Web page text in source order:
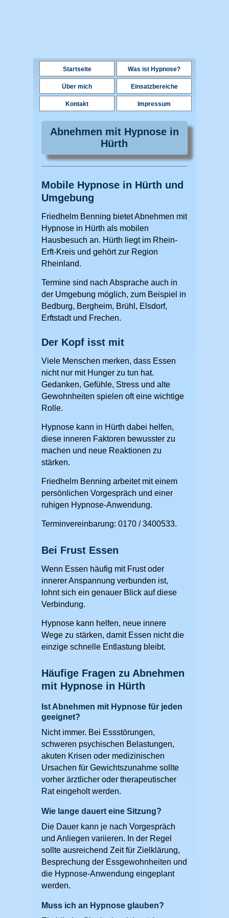
Startseite Was ist Hypnose?
Über mich Einsatzbereiche
Kontakt Impressum
Abnehmen mit Hypnose in
Hürth
Mobile Hypnose in Hürth und
Umgebung
Friedhelm Benning bietet Abnehmen mit
Hypnose in Hürth als mobilen
Hausbesuch an. Hürth liegt im Rhein-
Erft-Kreis und gehört zur Region
Rheinland.
Termine sind nach Absprache auch in
der Umgebung möglich, zum Beispiel in
Bedburg, Bergheim, Brühl, Elsdorf,
Erftstadt und Frechen.
Der Kopf isst mit
Viele Menschen merken, dass Essen
nicht nur mit Hunger zu tun hat.
Gedanken, Gefühle, Stress und alte
Gewohnheiten spielen oft eine wichtige
Rolle.
Hypnose kann in Hürth dabei helfen,
diese inneren Faktoren bewusster zu
machen und neue Reaktionen zu
stärken.
Friedhelm Benning arbeitet mit einem
persönlichen Vorgespräch und einer
ruhigen Hypnose-Anwendung.
Terminvereinbarung: 0170 / 3400533.
Bei Frust Essen
Wenn Essen häufig mit Frust oder
innerer Anspannung verbunden ist,
lohnt sich ein genauer Blick auf diese
Verbindung.
Hypnose kann helfen, neue innere
Wege zu stärken, damit Essen nicht die
einzige schnelle Entlastung bleibt.
Häufige Fragen zu Abnehmen
mit Hypnose in Hürth
Ist Abnehmen mit Hypnose für jeden
geeignet?
Nicht immer. Bei Essstörungen,
schweren psychischen Belastungen,
akuten Krisen oder medizinischen
Ursachen für Gewichtszunahme sollte
vorher ärztlicher oder therapeutischer
Rat eingeholt werden.
Wie lange dauert eine Sitzung?
Die Dauer kann je nach Vorgespräch
und Anliegen variieren. In der Regel
sollte ausreichend Zeit für Zielklärung,
Besprechung der Essgewohnheiten und
die Hypnose-Anwendung eingeplant
werden.
Muss ich an Hypnose glauben?